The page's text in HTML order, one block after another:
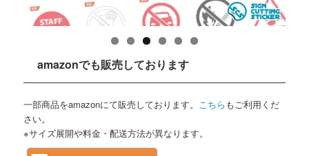
amazonでも販売しております
一部商品をamazonにて販売しております。 こちら もご利用くだ
さい。
※サイズ展開や料金・配送方法が異なります。